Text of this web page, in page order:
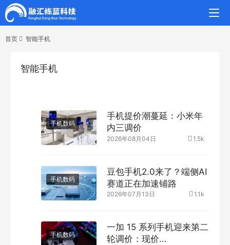
首页 智能手机
智能手机
手机数码
手机提价潮蔓延：小米年
内三调价
2026年08月04日 1.5k
手机数码
豆包手机2.0来了？端侧AI
赛道正在加速铺路
2026年07月13日 1.1k
手机数码
一加 15 系列手机迎来第二
轮调价：现价